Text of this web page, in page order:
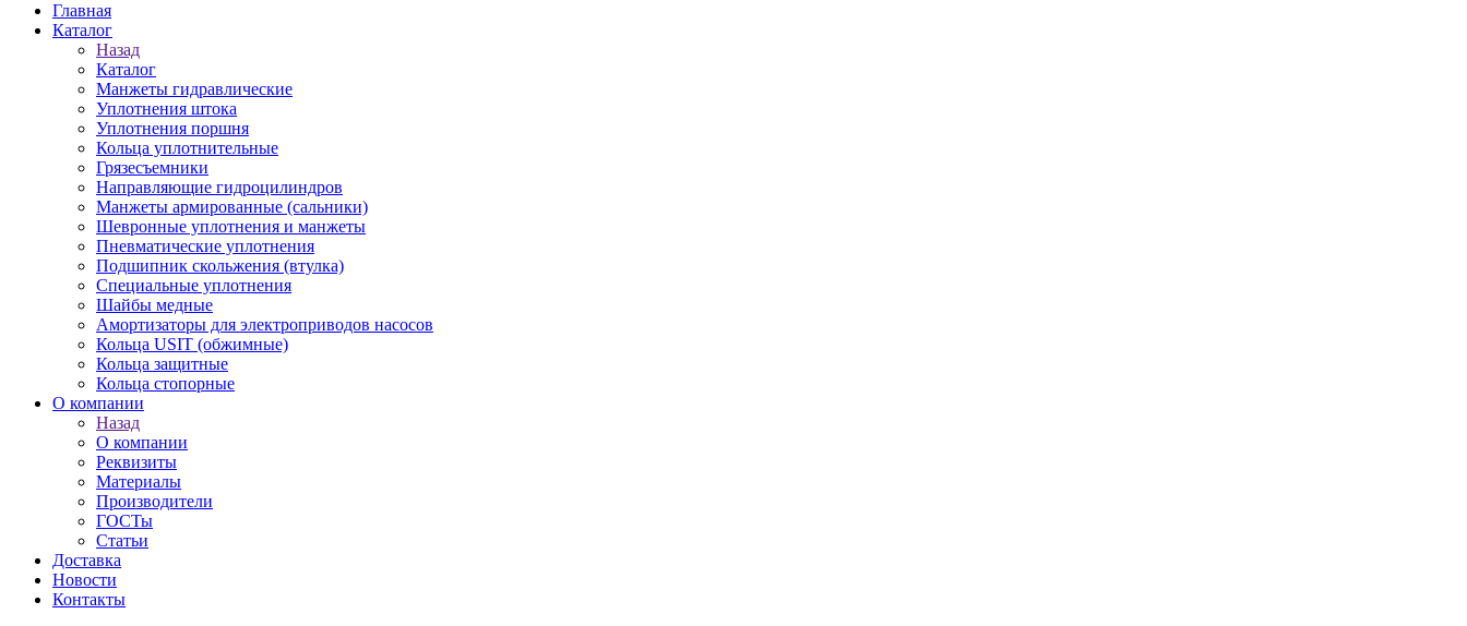
Главная
Каталог
Назад
Каталог
Манжеты гидравлические
Уплотнения штока
Уплотнения поршня
Кольца уплотнительные
Грязесъемники
Направляющие гидроцилиндров
Манжеты армированные (сальники)
Шевронные уплотнения и манжеты
Пневматические уплотнения
Подшипник скольжения (втулка)
Специальные уплотнения
Шайбы медные
Амортизаторы для электроприводов насосов
Кольца USIT (обжимные)
Кольца защитные
Кольца стопорные
О компании
Назад
О компании
Реквизиты
Материалы
Производители
ГОСТы
Статьи
Доставка
Новости
Контакты